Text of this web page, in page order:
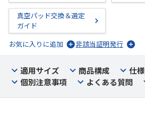
真空パッド交換＆選定
ガイド
お気に入りに追加
非該当証明発行
適用サイズ 商品構成 仕様
個別注意事項
よくある質問